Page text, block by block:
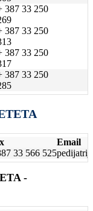
387 33 250
387 33 250
387 33 250
387 33 250
Email
33 566 525
-